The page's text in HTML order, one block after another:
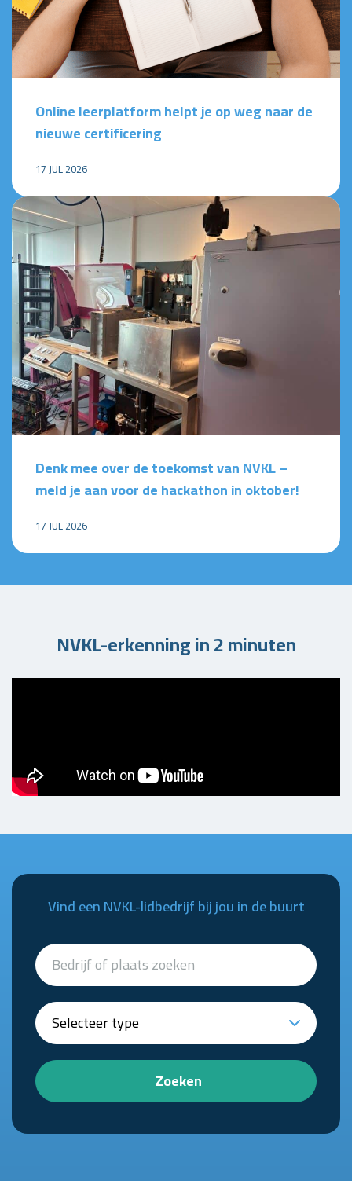
Online leerplatform helpt je op weg naar de
nieuwe certificering
17 JUL 2026
Denk mee over de toekomst van NVKL –
meld je aan voor de hackathon in oktober!
17 JUL 2026
NVKL-erkenning in 2 minuten
Vind een NVKL-lidbedrijf bij jou in de buurt
Zoeken